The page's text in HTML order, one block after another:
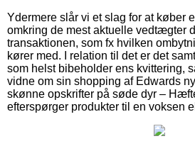
Ydermere slår vi et slag for at køber
omkring de mest aktuelle vedtægter
transaktionen, som fx hvilken
kører med. I relation til det er det
som helst bibeholder ens kvittering,
vidne om sin shopping af Edwards
skønne opskrifter på søde dyr –
efterspørger produkter til en voksen